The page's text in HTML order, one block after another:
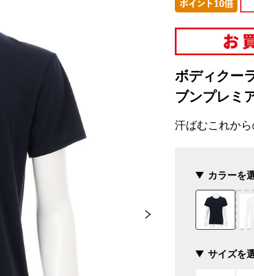
ボディクー
ブンプレミ
汗ばむこれか
カラーを
サイズを